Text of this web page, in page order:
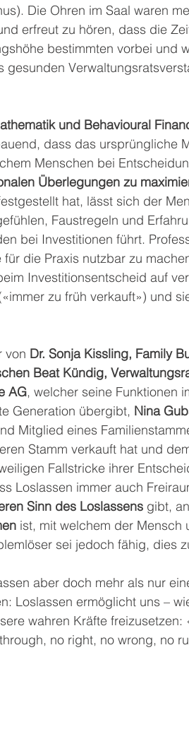
Die Ohren im Saal waren
erfreut zu hören, dass die
bestimmten vorbei und
und Behavioural
dass das ursprüngliche
Menschen bei
Überlegungen zu
hat, lässt sich der
Faustregeln und
bei Investitionen führt.
die Praxis nutzbar zu
Investitionsentscheid auf
zu früh verkauft») und
von Dr. Sonja Kissling, Family
Beat Kündig,
AG, welcher seine Funktionen
Generation übergibt, Nina
Mitglied eines
Stamm verkauft hat und
Fallstricke ihrer
Loslassen immer auch
Sinn des Loslassens gibt,
ist, mit welchem der Mensch
sei jedoch fähig, dies
aber doch mehr als nur
Loslassen ermöglicht uns –
wahren Kräfte freizusetzen:
no right, no wrong, no